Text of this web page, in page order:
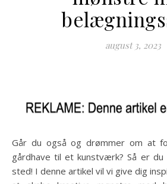
august 3, 2023
Går du også og drømmer om at forvandle din kedelige
gårdhave til et kunstværk? Så er
sted! I denne artikel vil vi give dig